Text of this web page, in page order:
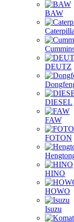
BAW
DEUTZ
DIESEL
FAW
FOTON
HINO
HOWO
Isuzu